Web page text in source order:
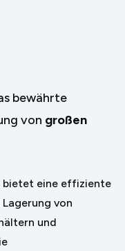
bewährte
von großen
bietet eine effiziente
von
und